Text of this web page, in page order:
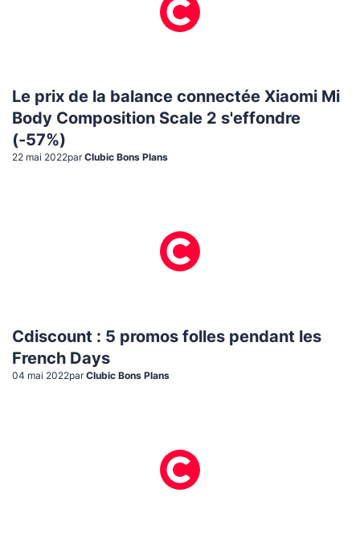
Le prix de la balance connectée Xiaomi Mi
Body Composition Scale 2 s'effondre
(-57%)
22 mai 2022par Clubic Bons Plans
Cdiscount : 5 promos folles pendant les
French Days
04 mai 2022par Clubic Bons Plans